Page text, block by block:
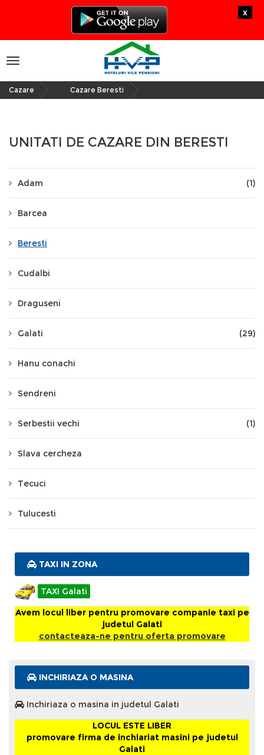
x
Toggle
navigation
Cazare Cazare Beresti
UNITATI DE CAZARE DIN BERESTI
Adam (1)
Barcea
Beresti
Cudalbi
Draguseni
Galati (29)
Hanu conachi
Sendreni
Serbestii vechi (1)
Slava cercheza
Tecuci
Tulucesti
TAXI IN ZONA
TAXI Galati
Avem locul liber pentru promovare companie taxi pe
judetul Galati
contacteaza-ne pentru oferta promovare
INCHIRIAZA O MASINA
Inchiriaza o masina in judetul Galati
LOCUL ESTE LIBER
promovare firma de inchiariat masini pe judetul
Galati